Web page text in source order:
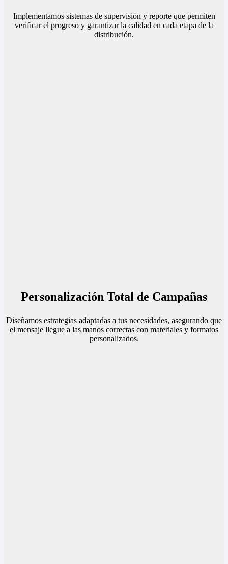
Implementamos sistemas de supervisión y reporte que permiten
verificar el progreso y garantizar la calidad en cada etapa de la
distribución.
Personalización Total de Campañas
Diseñamos estrategias adaptadas a tus necesidades, asegurando que
el mensaje llegue a las manos correctas con materiales y formatos
personalizados.